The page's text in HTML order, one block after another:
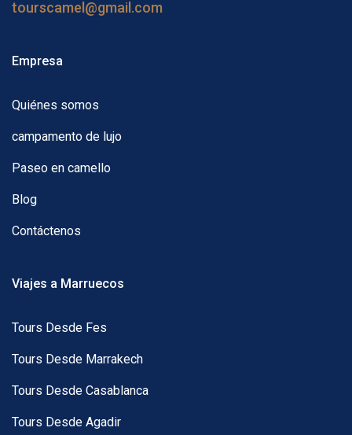
tourscamel@gmail.com
Empresa
Quiénes somos
campamento de lujo
Paseo en camello
Blog
Contáctenos
Viajes a Marruecos
Tours Desde Fes
Tours Desde Marrakech
Tours Desde Casablanca
Tours Desde Agadir